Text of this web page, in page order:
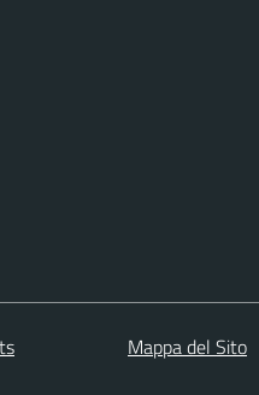
Mappa del Sito